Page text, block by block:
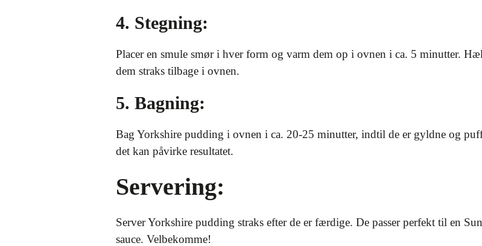
4. Stegning:
Placer en smule smør i hver form og varm dem op i ovnen i ca. 5 minutter.
dem straks tilbage i ovnen.
5. Bagning:
Bag Yorkshire pudding i ovnen i ca. 20-25 minutter, indtil de er gyldne og
det kan påvirke resultatet.
Servering:
Server Yorkshire pudding straks efter de er færdige. De passer perfekt til en
sauce. Velbekomme!